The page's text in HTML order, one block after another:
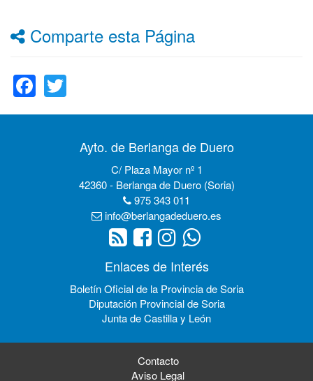
Comparte esta Página
Facebook
Ayto. de Berlanga de Duero
C/ Plaza Mayor nº 1
42360 - Berlanga de Duero (Soria)
975 343 011
info@berlangadeduero.es
Enlaces de Interés
Boletín Oficial de la Provincia de Soria
Diputación Provincial de Soria
Junta de Castilla y León
Contacto
Aviso Legal